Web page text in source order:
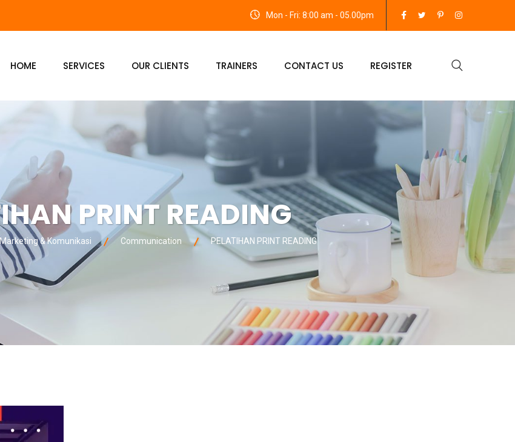
Mon - Fri: 8:00 am - 05.00pm
HOME SERVICES OUR CLIENTS TRAINERS CONTACT US REGISTER
PRINT READING
& Komunikasi Communication PELATIHAN PRINT READING